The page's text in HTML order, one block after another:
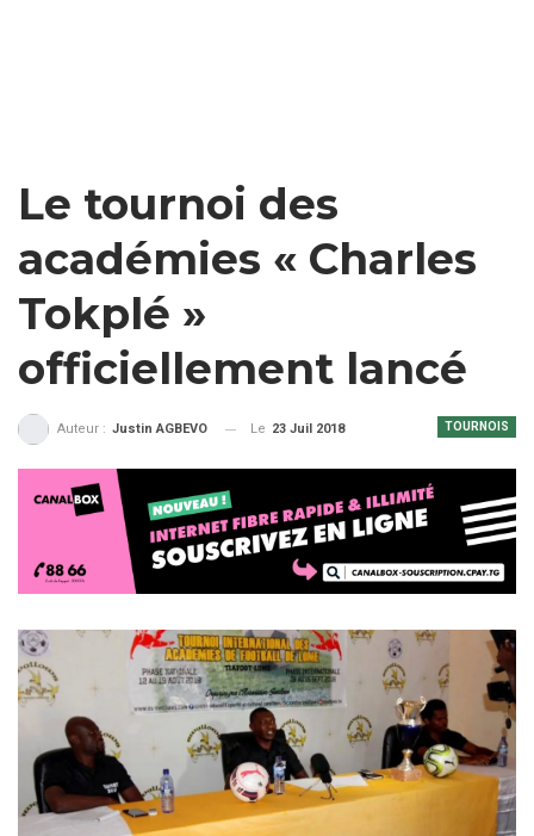
Le tournoi des
académies « Charles
Tokplé »
officiellement lancé
TOURNOIS
Auteur : Justin AGBEVO Le 23 Juil 2018